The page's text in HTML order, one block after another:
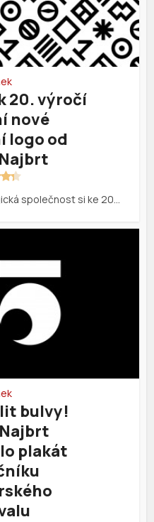
20. výročí
nové
logo od
společnost si ke 20…
bulvy!
plakát